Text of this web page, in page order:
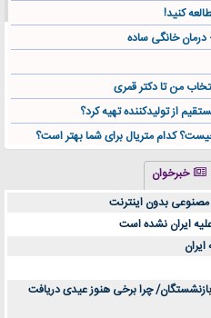
کنید!
خانگی ساده
من تا دکتر قمری
از تولیدکننده تهیه کرد؟
کدام متریال برای شما بهتر است؟
به‌ رشد در بازار ایران
از این انتخاب باشد
مشتری کدام است؟
(فارسی)
قبل از تصمیم‌گیری
شبکه ایرانیان
خبرخوان
مصنوعی بدون اینترنت
ایران نشده است
چرا برخی هنوز عیدی دریافت